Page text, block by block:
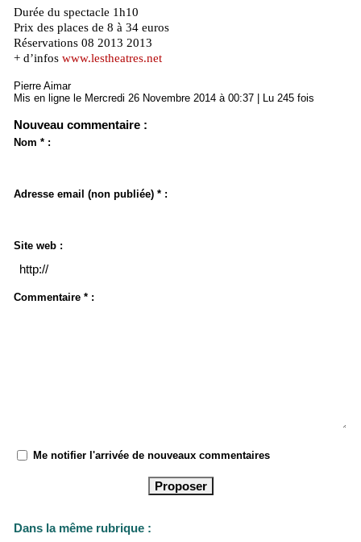
Durée du spectacle 1h10
Prix des places de 8 à 34 euros
Réservations 08 2013 2013
+ d’infos www.lestheatres.net
Pierre Aimar
Mis en ligne le Mercredi 26 Novembre 2014 à 00:37 | Lu 245 fois
Nouveau commentaire :
Nom * :
Adresse email (non publiée) * :
Site web :
Commentaire * :
Me notifier l'arrivée de nouveaux commentaires
Dans la même rubrique :